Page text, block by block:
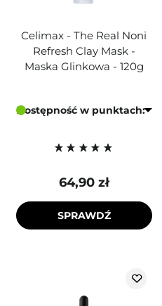
Celimax - The Real Noni
Refresh Clay Mask -
Maska Glinkowa - 120g
Dostępność w punktach:
64,90 zł
SPRAWDŹ